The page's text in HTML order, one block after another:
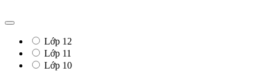
Lớp 12
Lớp 11
Lớp 10